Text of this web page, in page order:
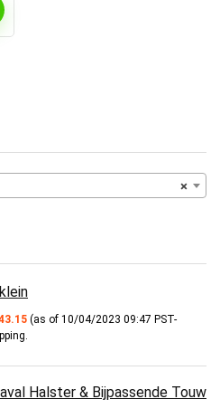
×
(as of 10/04/2023 09:47 PST-
Halster & Bijpassende Touw